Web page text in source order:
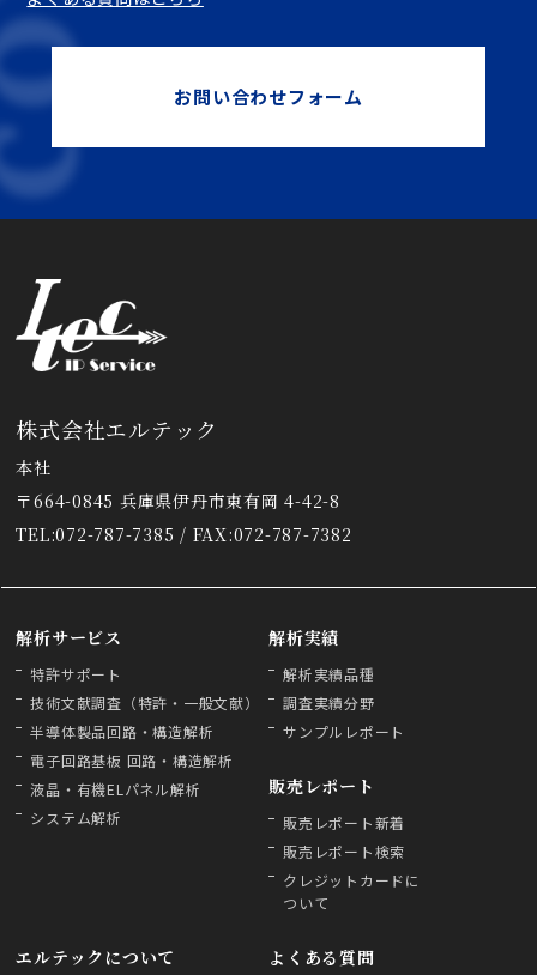
お問い合わせフォーム
株式会社エルテック
本社
〒664-0845 兵庫県伊丹市東有岡 4-42-8
TEL:072-787-7385 / FAX:072-787-7382
解析サービス
特許サポート
技術文献調査（特許・一般文献）
半導体製品回路・構造解析
電子回路基板 回路・構造解析
液晶・有機ELパネル解析
システム解析
解析実績
解析実績品種
調査実績分野
サンプルレポート
販売レポート
販売レポート新着
販売レポート検索
クレジットカードに
ついて
エルテックについて よくある質問